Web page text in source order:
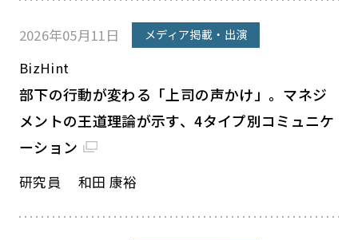
2026年05月11日 メディア掲載・出演
BizHint
部下の行動が変わる「上司の声かけ」。マネジ
メントの王道理論が示す、4タイプ別コミュニケ
ーション
研究員 和田 康裕